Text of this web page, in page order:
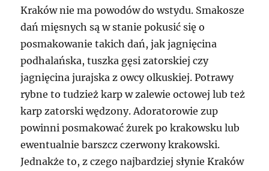
Kraków nie ma powodów do wstydu. Smakosze
dań mięsnych są w stanie pokusić się o
posmakowanie takich dań, jak jagnięcina
podhalańska, tuszka gęsi zatorskiej czy
jagnięcina jurajska z owcy olkuskiej. Potrawy
rybne to tudzież karp w zalewie octowej lub też
karp zatorski wędzony. Adoratorowie zup
powinni posmakować żurek po krakowsku lub
ewentualnie barszcz czerwony krakowski.
Jednakże to, z czego najbardziej słynie Kraków